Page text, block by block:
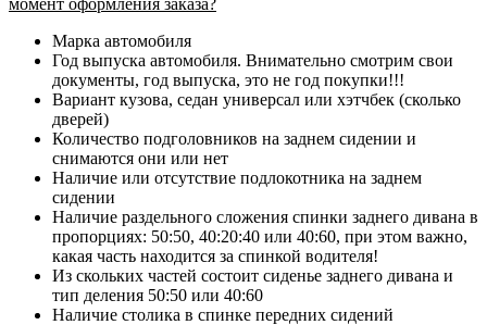
Марка автомобиля
Год выпуска автомобиля. Внимательно смотрим свои
документы, год выпуска, это не год покупки!!!
Вариант кузова, седан универсал или хэтчбек (сколько
дверей)
Количество подголовников на заднем сидении и
снимаются они или нет
Наличие или отсутствие подлокотника на заднем
сидении
Наличие раздельного сложения спинки заднего дивана в
пропорциях: 50:50, 40:20:40 или 40:60, при этом важно,
какая часть находится за спинкой водителя!
Из скольких частей состоит сиденье заднего дивана и
тип деления 50:50 или 40:60
Наличие столика в спинке передних сидений